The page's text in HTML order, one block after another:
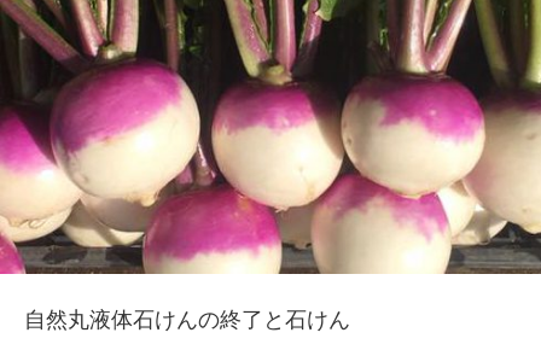
自然丸液体石けんの終了と石けん